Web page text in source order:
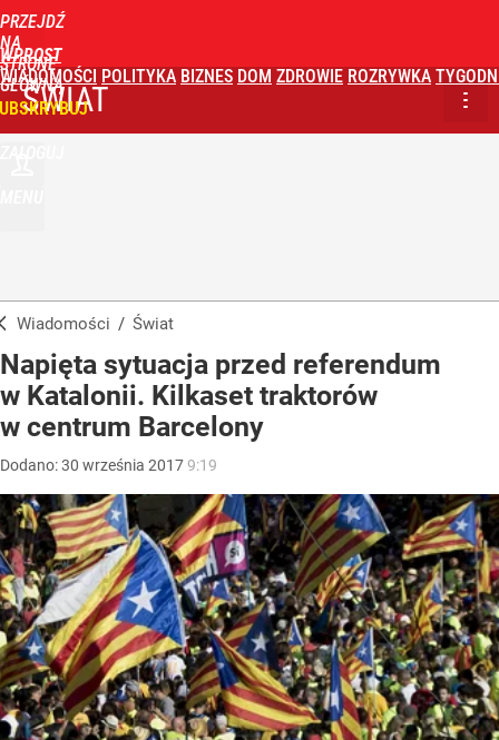
PRZEJDŹ
NA
STRONĘ
GŁÓWNĄ
WPROST
WIADOMOŚCI POLITYKA BIZNES DOM ZDROWIE ROZRYWKA
ŚWIAT
Wiadomości / Świat
Napięta sytuacja przed referendum
w Katalonii. Kilkaset traktorów
w centrum Barcelony
Dodano:30 września 20179:19